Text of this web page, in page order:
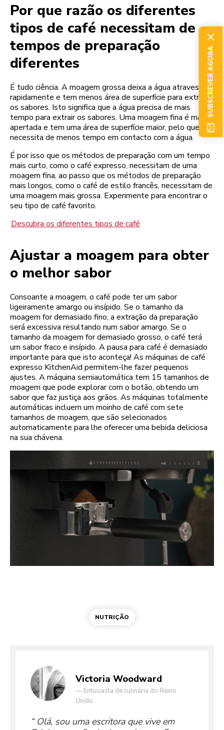
Por que razão os diferentes
tipos de café necessitam de
tempos de preparação
diferentes
É tudo ciência. A moagem grossa deixa a água atravessar
rapidamente e tem menos área de superfície para extrair
os sabores. Isto significa que a água precisa de mais
tempo para extrair os sabores. Uma moagem fina é mais
apertada e tem uma área de superfície maior, pelo que
necessita de menos tempo em contacto com a água.
É por isso que os métodos de preparação com um tempo
mais curto, como o café expresso, necessitam de uma
moagem fina, ao passo que os métodos de preparação
mais longos, como o café de estilo francês, necessitam de
uma moagem mais grossa. Experimente para encontrar o
seu tipo de café favorito.
Descubra os diferentes tipos de café
Ajustar a moagem para obter
o melhor sabor
Consoante a moagem, o café pode ter um sabor
ligeiramente amargo ou insípido. Se o tamanho da
moagem for demasiado fino, a extração da preparação
será excessiva resultando num sabor amargo. Se o
tamanho da moagem for demasiado grosso, o café terá
um sabor fraco e insípido. A pausa para café é demasiado
importante para que isto aconteça! As máquinas de café
expresso KitchenAid permitem-lhe fazer pequenos
ajustes. A máquina semiautomática tem 15 tamanhos de
moagem que pode explorar com o botão, obtendo um
sabor que faz justiça aos grãos. As máquinas totalmente
automáticas incluem um moinho de café com sete
tamanhos de moagem, que são selecionados
automaticamente para lhe oferecer uma bebida deliciosa
na sua chávena.
NUTRIÇÃO
Victoria Woodward
— Entusiasta de culinária do Reino
Unido
Olá, sou uma escritora que vive em
SUBSCREVER AGORA